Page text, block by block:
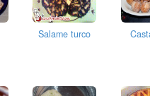
Salame turco